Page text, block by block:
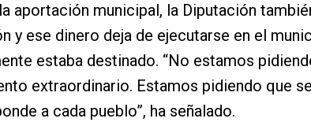
aportación municipal, la Diputación
y ese dinero deja de ejecutarse en el
estaba destinado. “No estamos
extraordinario. Estamos pidiendo que
a cada pueblo”, ha señalado.